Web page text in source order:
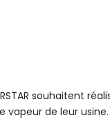
souhaitent
de leur usine.